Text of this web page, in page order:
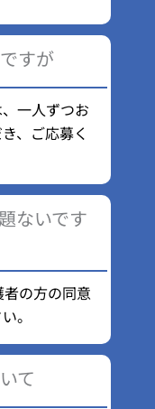
すが
一人ずつお
、ご応募く
ないです
の方の同意
。
て